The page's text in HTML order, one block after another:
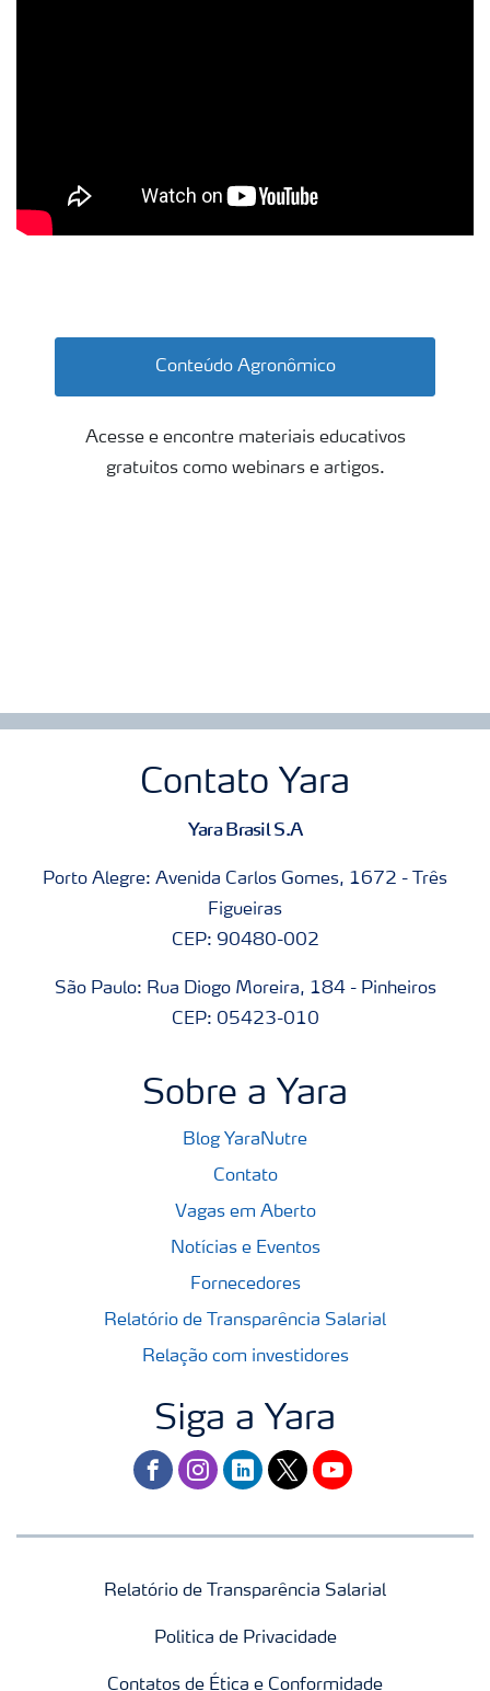
Conteúdo Agronômico
Acesse e encontre materiais educativos
gratuitos como webinars e artigos.
Contato Yara
Yara Brasil S.A
Porto Alegre: Avenida Carlos Gomes, 1672 - Três
Figueiras
CEP: 90480-002
São Paulo: Rua Diogo Moreira, 184 - Pinheiros
CEP: 05423-010
Sobre a Yara
Blog YaraNutre
Contato
Vagas em Aberto
Notícias e Eventos
Fornecedores
Relatório de Transparência Salarial
Relação com investidores
Siga a Yara
facebookinstagram
linkedintwitteryoutube
Relatório de Transparência Salarial
Politica de Privacidade
Contatos de Ética e Conformidade